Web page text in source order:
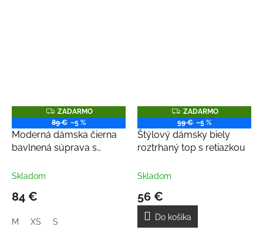
Z
A
D
A
R
M
ZADARMO
89 € –5 %
Moderná dámska čierna
bavlnená súprava s
Skladom
84 €
M XS S
Z
A
D
A
R
M
ZADARMO
59 € –5 %
Štýlový dámsky biely
roztrhaný top s retiazkou
Skladom
56 €
Do košíka